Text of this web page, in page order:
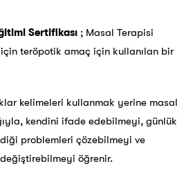
Sertifikası ; Masal Terapisi
teröpotik amaç için kullanılan bir
kelimeleri kullanmak yerine masal
kendini ifade edebilmeyi, günlük
problemleri çözebilmeyi ve
değiştirebilmeyi öğrenir.